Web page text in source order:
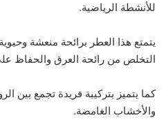
للأنشطة الرياضية.
يتمتع هذا العطر برائحة منعشة
التخلص من رائحة العرق والحفاظ
كما يتميز بتركيبة فريدة تجمع بين
والأخشاب الغامضة.